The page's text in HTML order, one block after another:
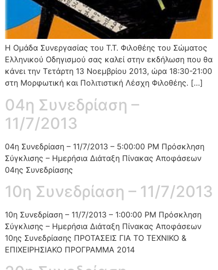
Η Ομάδα Συνεργασίας του Τ.Τ. Φιλοθέης του Σώματος
Ελληνικού Οδηγισμού σας καλεί στην εκδήλωση που θα
κάνει την Τετάρτη 13 Νοεμβρίου 2013, ώρα 18:30-21:00
στη Μορφωτική και Πολιτιστική Λέσχη Φιλοθέης. […]
04η Συνεδρίαση –
11/7/2013
04η Συνεδρίαση – 11/7/2013 – 5:00:00 PM Πρόσκληση
Σύγκλισης – Ημερήσια Διάταξη Πίνακας Αποφάσεων
04ης Συνεδρίασης
10η Συνεδρίαση – 11/7/2013
10η Συνεδρίαση – 11/7/2013 – 1:00:00 PM Πρόσκληση
Σύγκλισης – Ημερήσια Διάταξη Πίνακας Αποφάσεων
10ης Συνεδρίασης ΠΡΟΤΑΣΕΙΣ ΓΙΑ ΤΟ ΤΕΧΝΙΚΟ &
ΕΠΙΧΕΙΡΗΣΙΑΚΟ ΠΡΟΓΡΑΜΜΑ 2014